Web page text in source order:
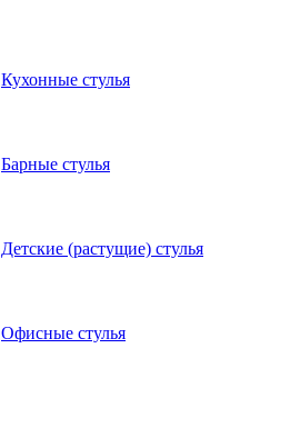
Кухонные стулья
Барные стулья
Детские (растущие) стулья
Офисные стулья